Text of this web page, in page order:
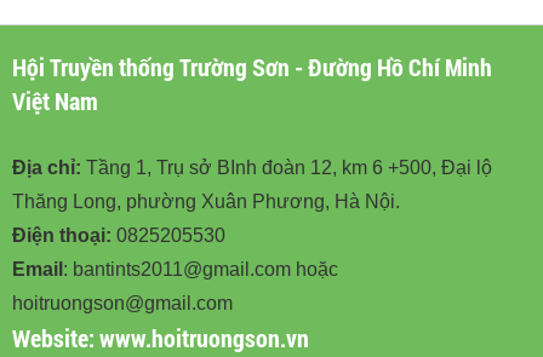
Hội Truyền thống Trường Sơn - Đường Hồ Chí Minh
Việt Nam
Địa chỉ: Tầng 1, Trụ sở BInh đoàn 12, km 6 +500, Đại lộ
Thăng Long, phường Xuân Phương, Hà Nội.
Điện thoại: 0825205530
Email : bantints2011@gmail.com hoặc
hoitruongson@gmail.com
Website:www.hoitruongson.vn